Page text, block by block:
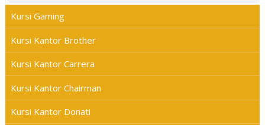
Kursi Gaming
Kursi Kantor Brother
Kursi Kantor Carrera
Kursi Kantor Chairman
Kursi Kantor Donati